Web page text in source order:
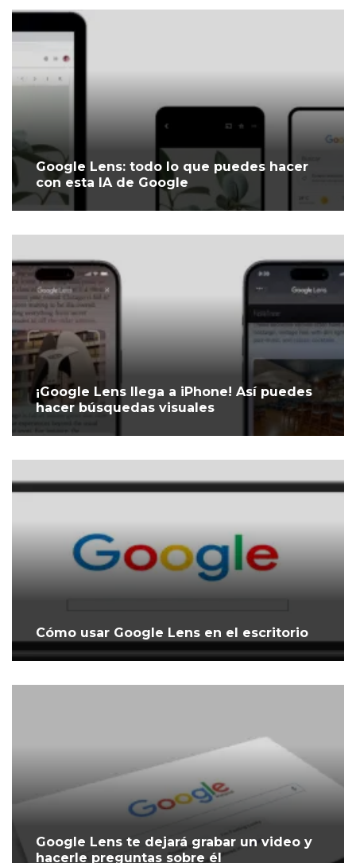
Google Lens: todo lo que puedes hacer
con esta IA de Google
¡Google Lens llega a iPhone! Así puedes
hacer búsquedas visuales
Cómo usar Google Lens en el escritorio
Google Lens te dejará grabar un video y
hacerle preguntas sobre él